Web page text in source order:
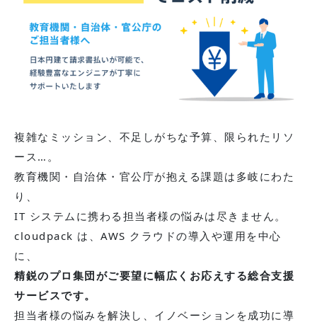
複雑なミッション、不足しがちな予算、限られたリソ
ース…。
教育機関・自治体・官公庁が抱える課題は多岐にわた
り、
IT システムに携わる担当者様の悩みは尽きません。
cloudpack は、AWS クラウドの導入や運用を中心
に、
精鋭のプロ集団がご要望に幅広くお応えする総合支援
サービスです。
担当者様の悩みを解決し、イノベーションを成功に導